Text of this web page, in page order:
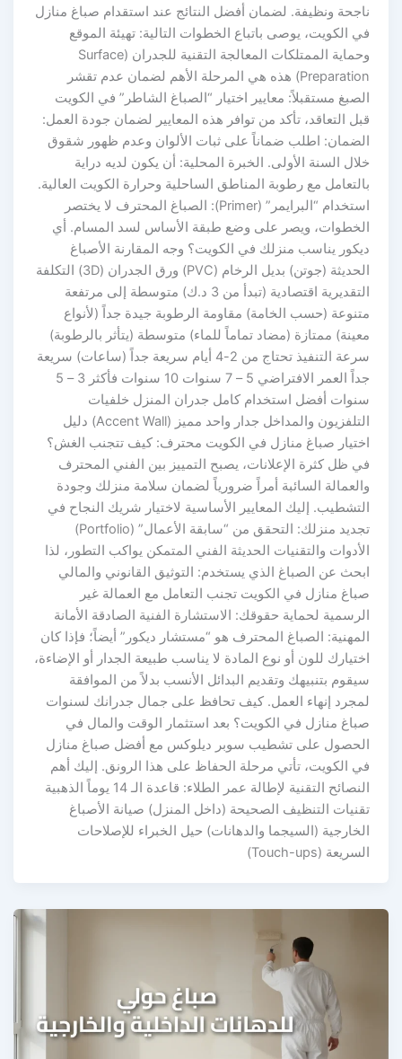
ناجحة ونظيفة. لضمان أفضل النتائج عند استقدام صباغ منازل
في الكويت، يوصى باتباع الخطوات التالية: تهيئة الموقع
وحماية الممتلكات المعالجة التقنية للجدران (Surface
Preparation) هذه هي المرحلة الأهم لضمان عدم تقشر
الصبغ مستقبلاً: معايير اختيار “الصباغ الشاطر” في الكويت
قبل التعاقد، تأكد من توافر هذه المعايير لضمان جودة العمل:
الضمان: اطلب ضماناً على ثبات الألوان وعدم ظهور شقوق
خلال السنة الأولى. الخبرة المحلية: أن يكون لديه دراية
بالتعامل مع رطوبة المناطق الساحلية وحرارة الكويت العالية.
استخدام “البرايمر” (Primer): الصباغ المحترف لا يختصر
الخطوات، ويصر على وضع طبقة الأساس لسد المسام. أي
ديكور يناسب منزلك في الكويت؟ وجه المقارنة الأصباغ
الحديثة (جوتن) بديل الرخام (PVC) ورق الجدران (3D) التكلفة
التقديرية اقتصادية (تبدأ من 3 د.ك) متوسطة إلى مرتفعة
متنوعة (حسب الخامة) مقاومة الرطوبة جيدة جداً (لأنواع
معينة) ممتازة (مضاد تماماً للماء) متوسطة (يتأثر بالرطوبة)
سرعة التنفيذ تحتاج من 2-4 أيام سريعة جداً (ساعات) سريعة
جداً العمر الافتراضي 5 – 7 سنوات 10 سنوات فأكثر 3 – 5
سنوات أفضل استخدام كامل جدران المنزل خلفيات
التلفزيون والمداخل جدار واحد مميز (Accent Wall) دليل
اختيار صباغ منازل في الكويت محترف: كيف تتجنب الغش؟
في ظل كثرة الإعلانات، يصبح التمييز بين الفني المحترف
والعمالة السائبة أمراً ضرورياً لضمان سلامة منزلك وجودة
التشطيب. إليك المعايير الأساسية لاختيار شريك النجاح في
تجديد منزلك: التحقق من “سابقة الأعمال” (Portfolio)
الأدوات والتقنيات الحديثة الفني المتمكن يواكب التطور، لذا
ابحث عن الصباغ الذي يستخدم: التوثيق القانوني والمالي
صباغ منازل في الكويت تجنب التعامل مع العمالة غير
الرسمية لحماية حقوقك: الاستشارة الفنية الصادقة الأمانة
المهنية: الصباغ المحترف هو “مستشار ديكور” أيضاً؛ فإذا كان
اختيارك للون أو نوع المادة لا يناسب طبيعة الجدار أو الإضاءة،
سيقوم بتنبيهك وتقديم البدائل الأنسب بدلاً من الموافقة
لمجرد إنهاء العمل. كيف تحافظ على جمال جدرانك لسنوات
صباغ منازل في الكويت؟ بعد استثمار الوقت والمال في
الحصول على تشطيب سوبر ديلوكس مع أفضل صباغ منازل
في الكويت، تأتي مرحلة الحفاظ على هذا الرونق. إليك أهم
النصائح التقنية لإطالة عمر الطلاء: قاعدة الـ 14 يوماً الذهبية
تقنيات التنظيف الصحيحة (داخل المنزل) صيانة الأصباغ
الخارجية (السيجما والدهانات) حيل الخبراء للإصلاحات
السريعة (Touch-ups)